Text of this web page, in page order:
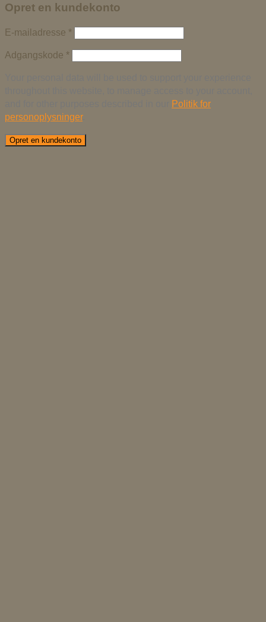
Opret en kundekonto
E-mailadresse *
Adgangskode *
Politik for
personoplysninger.
Opret en kundekonto